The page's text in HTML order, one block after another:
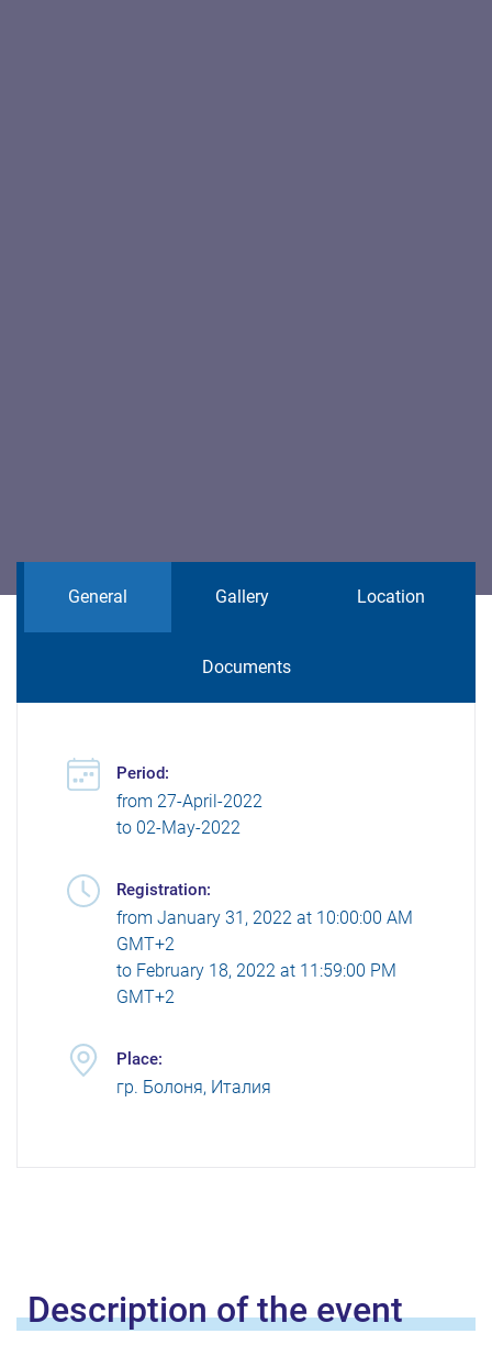
General Gallery Location
Documents
Period:
from 27-April-2022
to 02-May-2022
Registration:
from January 31, 2022 at 10:00:00 AM
GMT+2
to February 18, 2022 at 11:59:00 PM
GMT+2
Place:
гр. Болоня, Италия
Description of theevent